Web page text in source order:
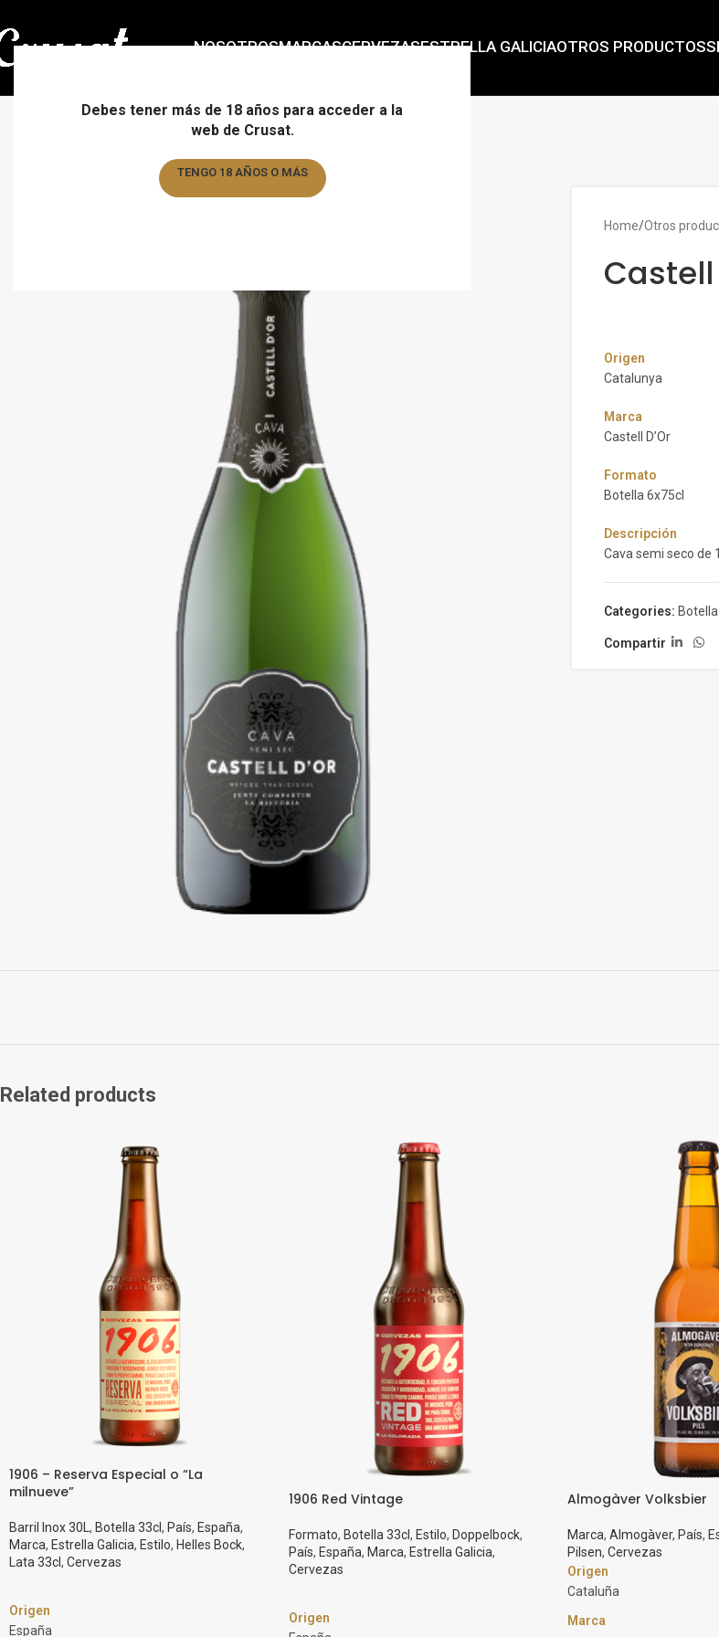
Debes tener más de 18 años para acceder a la
web de Crusat.
TENGO 18 AÑOS O MÁS
NOSOTROSMARCASCERVEZASESTRELLA GALICIAOTROS PRODUCTOS
Home/Otros
Castell
Origen
Catalunya
Marca
Castell D’Or
Formato
Botella 6x75cl
Descripción
Cava semi seco de
Categories:
Compartir
Related products
1906 – Reserva Especial o “La
milnueve”
Barril Inox 30L , Botella 33cl, País, España,
Marca, Estrella Galicia, Estilo, Helles Bock,
Lata 33cl, Cervezas
Origen
España
1906 Red Vintage
Formato, Botella 33cl, Estilo, Doppelbock,
País, España, Marca, Estrella Galicia,
Cervezas
Origen
Almogàver Volksbier
Marca, Almogàver, País,
Pilsen, Cervezas
Origen
Cataluña
Marca